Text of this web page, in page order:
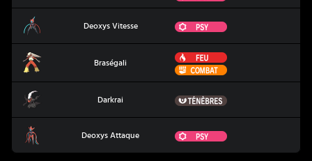
Deoxys Vitesse Psy
Braségali
Feu
Combat
Darkrai Ténèbres
Deoxys Attaque Psy